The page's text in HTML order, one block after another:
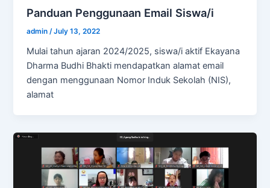
Panduan Penggunaan Email Siswa/i
admin/July 13, 2022
Mulai tahun ajaran 2024/2025, siswa/i aktif Ekayana
Dharma Budhi Bhakti mendapatkan alamat email
dengan menggunaan Nomor Induk Sekolah (NIS),
alamat